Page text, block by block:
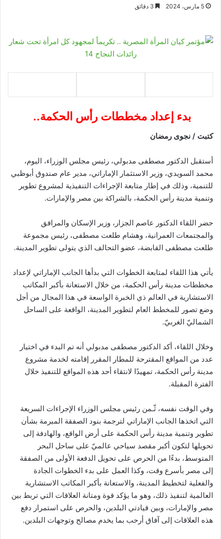
5 مارس، 2024
بدء إعداد مخططات رأس الحكمة..
كتبت / نجوى رمضان
أستقبل الدكتور مصطفى مدبولي، رئيس مجلس الوزراء، اليوم،
محمد السويدي، وزير الاستثمار الإماراتي، مدير عام صندوق أبوظبي
للتنمية، وذلك في إطار متابعة الإجراءات التنفيذية لمشروع تطوير
وتنمية مدينة رأس الحكمة، بالشراكة بين مصر والإمارات.
حضر اللقاء الدكتور عاصم الجزار، وزير الإسكان والمرافق
والمجتمعات العمرانية، وهشام طلعت مصطفى، رئيس مجموعة
طلعت مصطفى القابضة، عضو التحالف الذي يتولى تطوير المدينة.
يأتي هذا اللقاء لمتابعة الخطوات التي بدأها الجانب الإماراتي لإعداد
مخططات مدينة رأس الحكمة، من خلال الاستعانة بأكبر المكاتب
الاستشارية في العالم ذي الخبرة الواسعة في هذا المجال من أجل
وضع تصور للمخطط العام لتطوير المدينة، الواقعة على الساحل
الشماليّ الغربيّ.
وخلال اللقاء، أكد الدكتور مصطفى مدبولي أنه تم البدء في اختيار
عدد من المواقع المقترحة للمطار المقرر إقامته لخدمة مشروع
مدينة رأس الحكمة، تمهيدًا لانتقاء أحد هذه المواقع للتنفيذ خلال
الفترة المقبلة.
وفي الوقت نفسه، ثّـمن رئيس مجلس الوزراء الإجراءات السريعة
التي اتخذها الجانب الإماراتي لترجمة بنود الصفقة المبرمة بشأن
تطوير وتنمية مدينة رأس الحكمة على أرض الواقع، والهادفة إلى
تحويلها لتكون أكبر مقصد سياحي عالميّ على ساحل البحر
المتوسط، بدءًا من الحرص على تحويل الدفعة الأولى من الصفقة
إلى مصر بأسرع وقت، وكذا العمل على بدء الخطوات الجادة
والفعلية لتخطيط المدينة، والاستعانة بأكبر المكاتب الاستشارية
العالمية لتنفيذ ذلك، وهو ما يؤكد قوة ومتانة العلاقات التي تربط بين
مصر والإمارات، وبين قيادتي البلدين، والحرص على استمرار دفع
هذه العلاقات إلى آفاق أرحب بما يخدم مصالح وتوجهات البلدين.